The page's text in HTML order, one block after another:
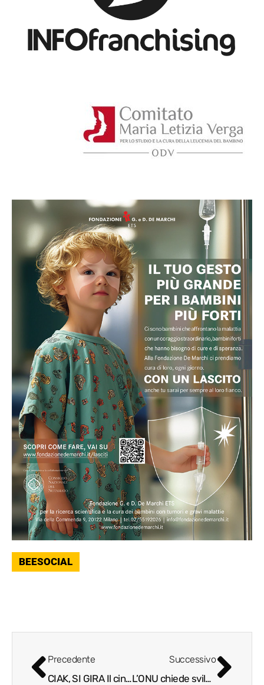
BEESOCIAL
Precedente
CIAK, SI GIRA Il cineturismo come promozione di una destinazione turistica
Successivo
L’ONU chiede sviluppo sostenibile e Hara Life risponde con un progetto green a sostenibilità diffusa